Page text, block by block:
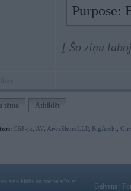
Purpose:
[ Šo ziņu
tēma Atbildēt
968-jk AV AiwaShuraLLP, BigArchi
auto klubs un nav saistīts ar
Galvena